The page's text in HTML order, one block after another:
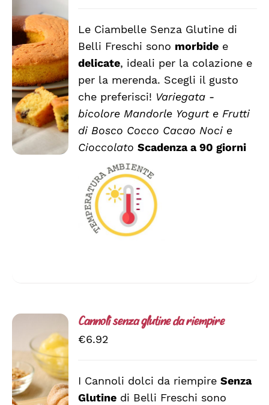
SCEGLI
QUESTO
PRODOTTO
HA
PIÙ
VARIANTI.
LE
OPZIONI
POSSONO
PRODOTTO
/
DETTAGLI
Le Ciambelle Senza Glutine di
Belli Freschi sono morbide e
delicate, ideali per la colazione e
per la merenda. Scegli il gusto
che preferisci! Variegata -
bicolore Mandorle Yogurt e Frutti
di Bosco Cocco Cacao Noci e
Cioccolato Scadenza a 90 giorni
AGGIUNGI
AL
Cannoli senza glutine da riempire
€6.92
I Cannoli dolci da riempireSenza
Glutine di Belli Freschi sono